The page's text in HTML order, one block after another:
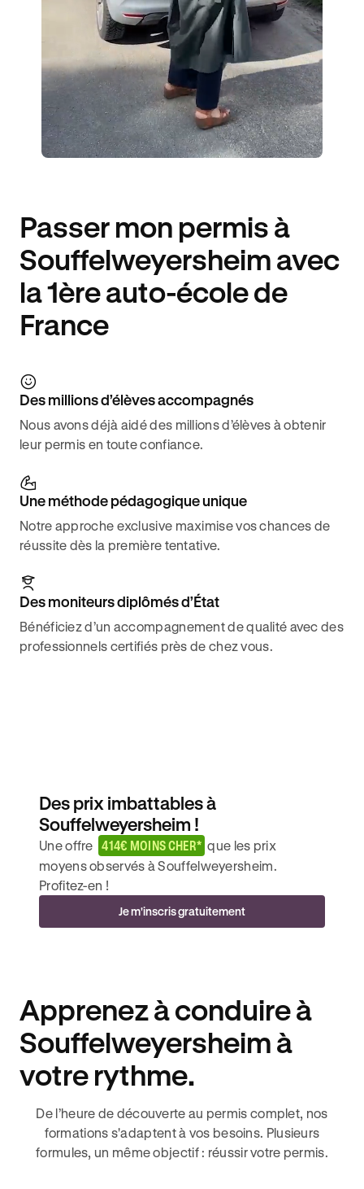
Passer mon permis à
Souffelweyersheim avec
la 1ère auto-école de
France
Des millions d’élèves accompagnés
Nous avons déjà aidé des millions d’élèves à obtenir
leur permis en toute confiance.
Une méthode pédagogique unique
Notre approche exclusive maximise vos chances de
réussite dès la première tentative.
Des moniteurs diplômés d’État
Bénéficiez d’un accompagnement de qualité avec des
professionnels certifiés près de chez vous.
Des prix imbattables à
Souffelweyersheim !
Une offre 414€ MOINS CHER* que les prix
moyens observés à Souffelweyersheim.
Profitez-en !
Je m'inscris gratuitement
Apprenez à conduire à
Souffelweyersheim à
votre rythme.
De l’heure de découverte au permis complet, nos
formations s'adaptent à vos besoins. Plusieurs
formules, un même objectif : réussir votre permis.